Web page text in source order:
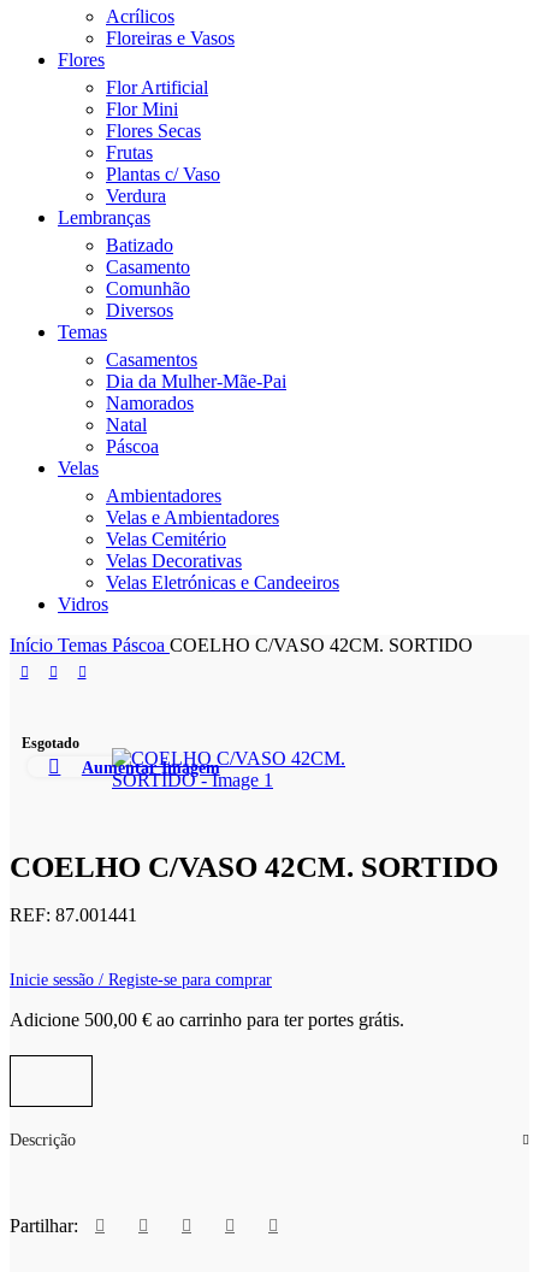
Acrílicos
Floreiras e Vasos
Flores
Flor Artificial
Flor Mini
Flores Secas
Frutas
Plantas c/ Vaso
Verdura
Lembranças
Batizado
Casamento
Comunhão
Diversos
Temas
Casamentos
Dia da Mulher-Mãe-Pai
Namorados
Natal
Páscoa
Velas
Ambientadores
Velas e Ambientadores
Velas Cemitério
Velas Decorativas
Velas Eletrónicas e Candeeiros
Vidros
Início Temas Páscoa COELHO C/VASO 42CM. SORTIDO
Esgotado
Aumentar Imagem
COELHO C/VASO 42CM. SORTIDO
REF: 87.001441
Inicie sessão / Registe-se para comprar
Adicione 500,00 € ao carrinho para ter portes grátis.
Descrição
Partilhar: